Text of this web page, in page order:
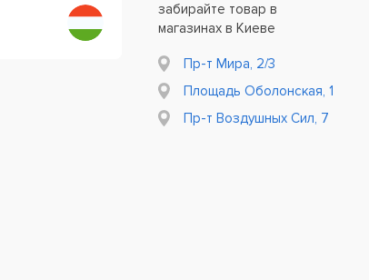
забирайте товар в
магазинах в Киеве
Пр-т Мира, 2/3
Площадь Оболонская, 1
Пр-т Воздушных Сил, 7